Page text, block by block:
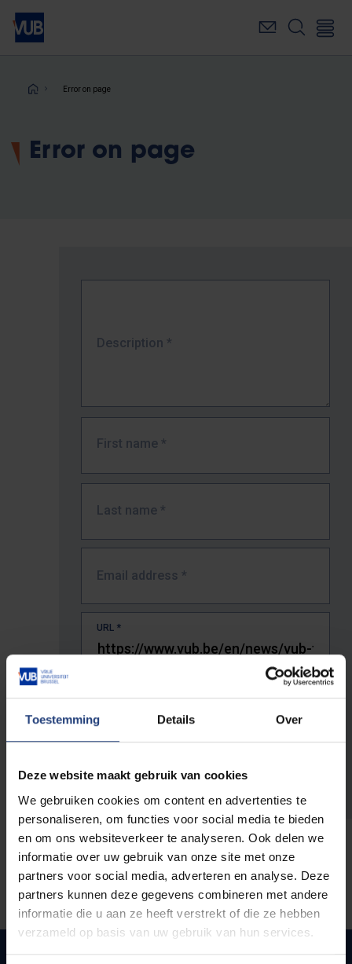
Toestemming Details Over
Deze website maakt gebruik van cookies
We gebruiken cookies om content en advertenties te
personaliseren, om functies voor social media te bieden
en om ons websiteverkeer te analyseren. Ook delen we
informatie over uw gebruik van onze site met onze
partners voor social media, adverteren en analyse. Deze
partners kunnen deze gegevens combineren met andere
informatie die u aan ze heeft verstrekt of die ze hebben
verzameld op basis van uw gebruik van hun services.
Skip
main
Breadcrumb
Error on page
Error on page
Description *
First name *
Last name *
Email address *
URL *
The full URL of the page where you encountered the error.